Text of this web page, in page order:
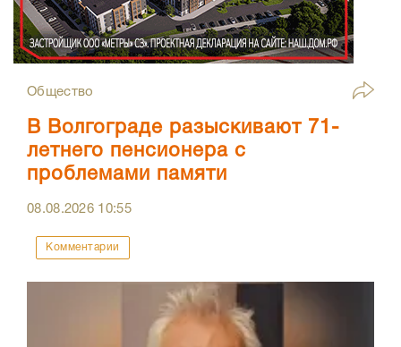
Общество
В Волгограде разыскивают 71-
летнего пенсионера с
проблемами памяти
08.08.2026 10:55
Комментарии